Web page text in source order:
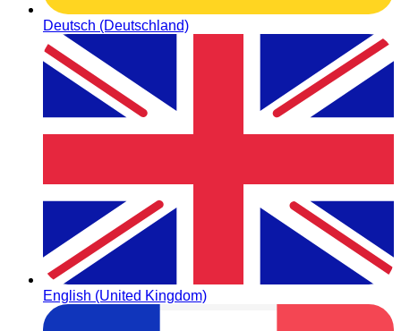
Deutsch (Deutschland)
English (United Kingdom)